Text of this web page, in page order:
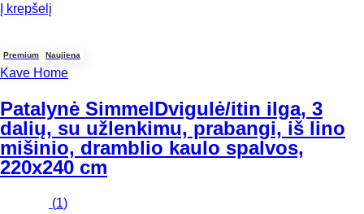
Į krepšelį
Premium Naujiena
Kave Home
Patalynė SimmelDvigulė/itin ilga, 3
dalių, su užlenkimu, prabangi, iš lino
mišinio, dramblio kaulo spalvos,
220x240 cm
(1)